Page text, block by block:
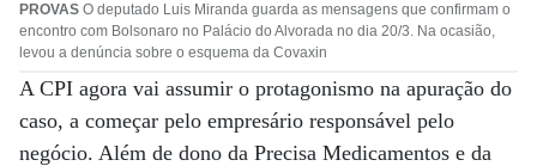
PROVAS O deputado Luis Miranda guarda as mensagens que confirmam o
encontro com Bolsonaro no Palácio do Alvorada no dia 20/3. Na ocasião,
levou a denúncia sobre o esquema da Covaxin
A CPI agora vai assumir o protagonismo na apuração do
caso, a começar pelo empresário responsável pelo
negócio. Além de dono da Precisa Medicamentos e da